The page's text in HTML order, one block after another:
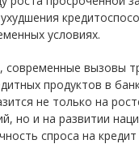
условиях.
вызовы
продуктов в
не только на
но и на развитии
спроса на